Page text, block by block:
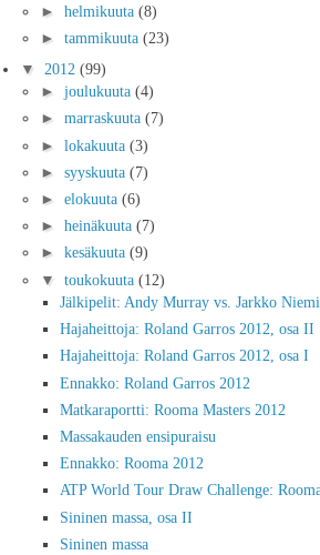
► helmikuuta (8)
► tammikuuta (23)
▼ 2012 (99)
► joulukuuta (4)
► marraskuuta (7)
► lokakuuta (3)
► syyskuuta (7)
► elokuuta (6)
► heinäkuuta (7)
► kesäkuuta (9)
▼ toukokuuta (12)
Jälkipelit: Andy Murray vs. Jarkko
Hajaheittoja: Roland Garros 2012, osa II
Hajaheittoja: Roland Garros 2012, osa I
Ennakko: Roland Garros 2012
Matkaraportti: Rooma Masters 2012
Massakauden ensipuraisu
Ennakko: Rooma 2012
ATP World Tour Draw Challenge:
Sininen massa, osa II
Sininen massa